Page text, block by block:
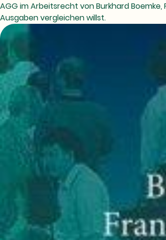
AGG im Arbeitsrecht von Burkhard
Ausgaben vergleichen willst.